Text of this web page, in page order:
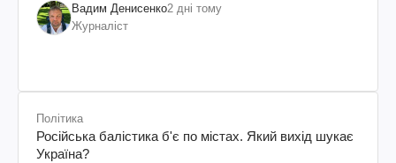
Вадим Денисенко2 дні тому
Журналіст
Політика
Російська балістика б'є по містах. Який вихід шукає
Україна?